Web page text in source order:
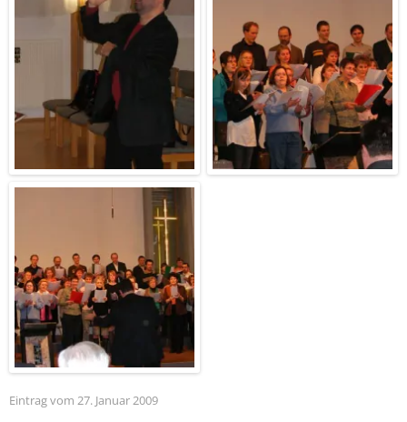
Eintrag vom 27. Januar 2009